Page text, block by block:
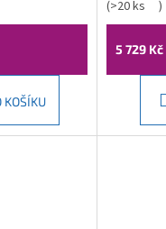
KOŠÍKU
cm, bílá
(>20 ks )
5 729 Kč